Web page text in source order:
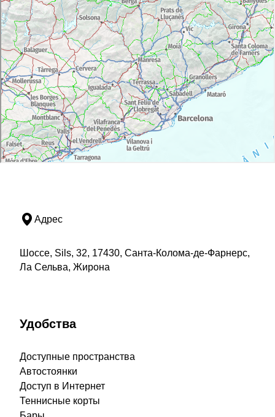
Адрес
Шоссе, Sils, 32, 17430, Санта-Колома-де-Фарнерс,
Ла Сельва, Жирона
Удобства
Доступные пространства
Автостоянки
Доступ в Интернет
Теннисные корты